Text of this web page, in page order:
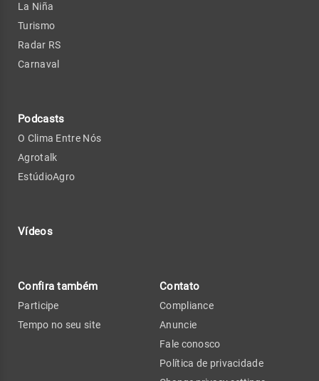
La Niña
Turismo
Radar RS
Carnaval
Podcasts
O Clima Entre Nós
Agrotalk
EstúdioAgro
Vídeos
Confira também
Participe
Tempo no seu site
Contato
Compliance
Anuncie
Fale conosco
Política de privacidade